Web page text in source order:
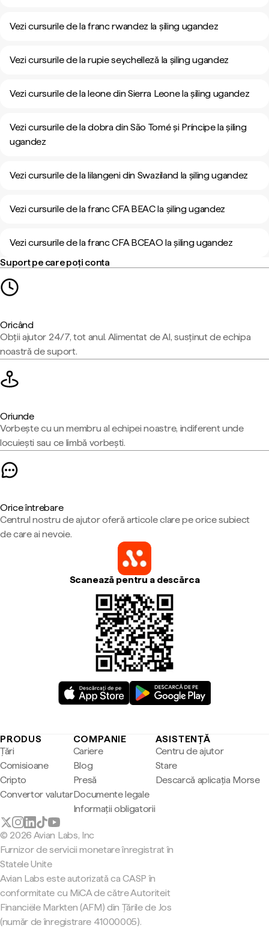
Vezi cursurile de la franc rwandez la șiling ugandez
Vezi cursurile de la rupie seychelleză la șiling ugandez
Vezi cursurile de la leone din Sierra Leone la șiling ugandez
Vezi cursurile de la dobra din São Tomé și Príncipe la șiling
ugandez
Vezi cursurile de la lilangeni din Swaziland la șiling ugandez
Vezi cursurile de la franc CFA BEAC la șiling ugandez
Vezi cursurile de la franc CFA BCEAO la șiling ugandez
Suport pe care poți conta
Oricând
Obții ajutor 24/7, tot anul. Alimentat de AI, susținut de echipa
noastră de suport.
Oriunde
Vorbește cu un membru al echipei noastre, indiferent unde
locuiești sau ce limbă vorbești.
Orice întrebare
Centrul nostru de ajutor oferă articole clare pe orice subiect
de care ai nevoie.
Scanează pentru a descărca
PRODUS
Țări
Comisioane
Cripto
Convertor valutar
COMPANIE
Cariere
Blog
Presă
Documente legale
Informații obligatorii
ASISTENȚĂ
Centru de ajutor
Stare
Descarcă aplicația Morse
© 2026 Avian Labs, Inc
Furnizor de servicii monetare înregistrat în
Statele Unite
Avian Labs este autorizată ca CASP în
conformitate cu MiCA de către Autoriteit
Financiële Markten (AFM) din Țările de Jos
(număr de înregistrare 41000005).